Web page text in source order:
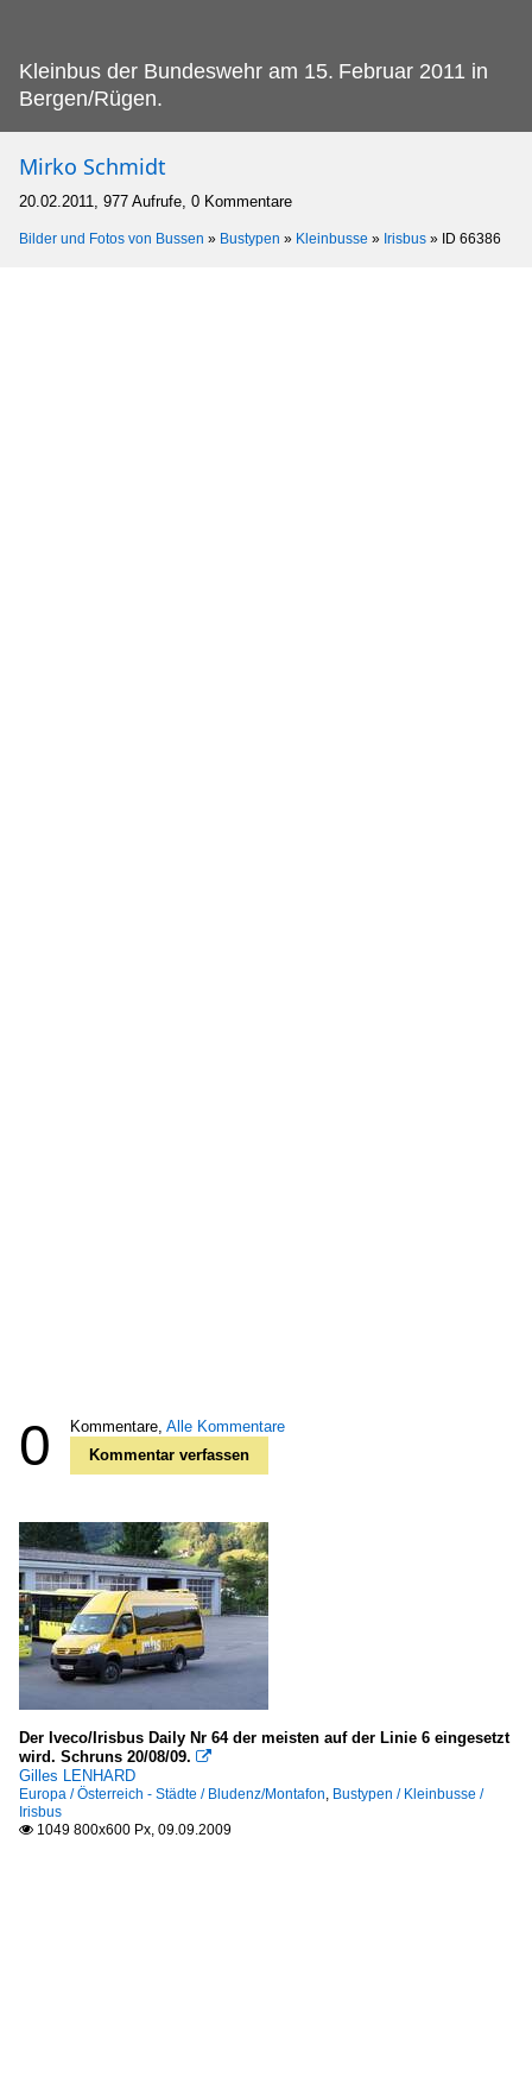
Kleinbus der Bundeswehr am 15. Februar 2011 in
Bergen/Rügen.
Mirko Schmidt
20.02.2011, 977 Aufrufe, 0 Kommentare
Bilder und Fotos von Bussen » Bustypen » Kleinbusse » Irisbus » ID 66386
0 Kommentare, Alle Kommentare
Kommentar verfassen
Der Iveco/Irisbus Daily Nr 64 der meisten auf der Linie 6 eingesetzt
wird. Schruns 20/08/09. 
Gilles LENHARD
Europa / Österreich - Städte / Bludenz/Montafon, Bustypen / Kleinbusse /
Irisbus
 1049 800x600 Px, 09.09.2009